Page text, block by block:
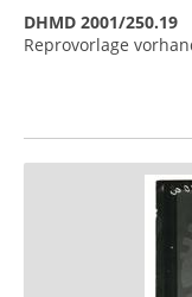
DHMD 2001/250.19
Reprovorlage